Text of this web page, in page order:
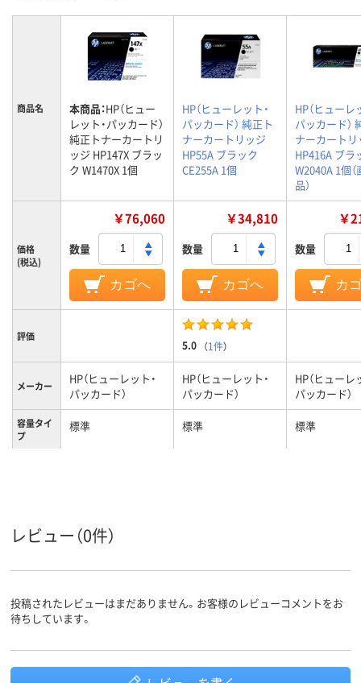
商品名 本商品：HP（ヒュー
レット・パッカード）
純正トナーカートリ
ッジ HP147X ブラッ
ク W1470X 1個
HP（ヒューレット・
パッカード） 純正ト
ナーカートリッジ
HP55A ブラック
CE255A 1個
HP（ヒューレ
パッカード）
ナーカートリ
HP416A ブラ
W2040A 1個（
品）
価格
(税込)
￥76,060
数量
カゴへ
￥34,810
数量
カゴへ
￥
数量
カ
評価
5.0 （1件）
メーカー
HP（ヒューレット・
パッカード）
HP（ヒューレット・
パッカード）
HP（ヒューレ
パッカード）
容量タイ
プ
標準 標準 標準
レビュー（0件）
投稿されたレビューはまだありません。お客様のレビューコメントをお
待ちしています。